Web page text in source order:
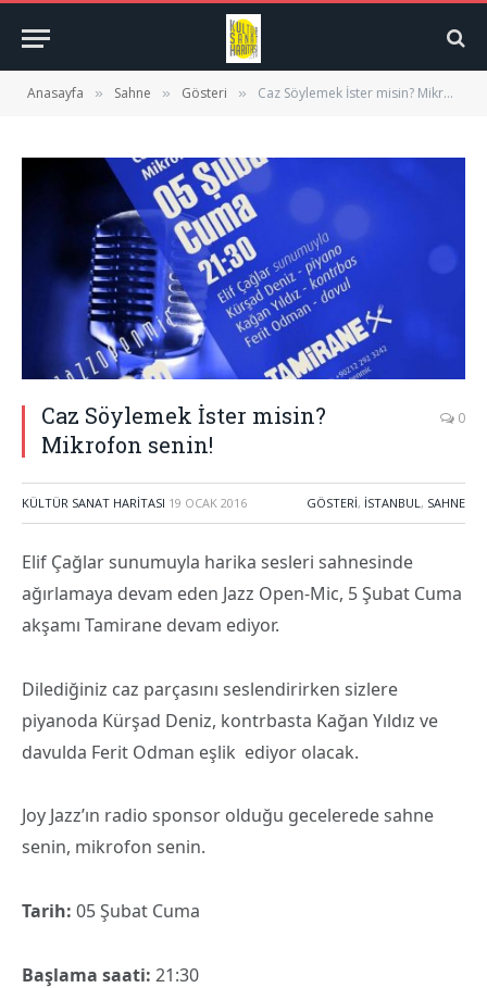
Anasayfa » Sahne » Gösteri » Caz Söylemek İster misin? Mikrofon senin!
Caz Söylemek İster misin?
Mikrofon senin!
0
KÜLTÜR SANAT HARITASI 19 OCAK 2016 GÖSTERI, İSTANBUL, SAHNE
Elif Çağlar sunumuyla harika sesleri sahnesinde
ağırlamaya devam eden Jazz Open-Mic, 5 Şubat Cuma
akşamı Tamirane devam ediyor.
Dilediğiniz caz parçasını seslendirirken sizlere
piyanoda Kürşad Deniz, kontrbasta Kağan Yıldız ve
davulda Ferit Odman eşlik ediyor olacak.
Joy Jazz’ın radio sponsor olduğu gecelerede sahne
senin, mikrofon senin.
Tarih: 05 Şubat Cuma
Başlama saati: 21:30